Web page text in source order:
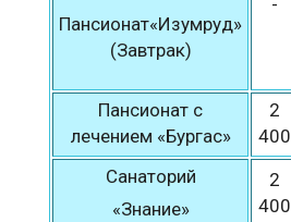
Пансионат«Изумруд»
(Завтрак)
-
Пансионат с
лечением «Бургас»
2
400
Санаторий
«Знание»
2
400